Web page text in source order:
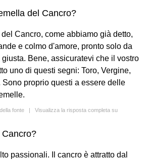
del Cancro?
del Cancro, come abbiamo già detto,
e colmo d'amore, pronto solo da
Bene, assicuratevi che il vostro
uno di questi segni: Toro, Vergine,
proprio questi a essere delle
fonte | Visualizza la risposta completa su
passionali. Il cancro è attratto dal